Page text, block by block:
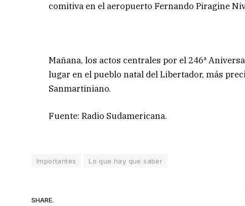
comitiva en el aeropuerto Fernando Piragine
Mañana, los actos centrales por el 246ª
lugar en el pueblo natal del Libertador, más
Sanmartiniano.
Fuente: Radio Sudamericana.
Importantes Lo que hay que saber
SHARE.